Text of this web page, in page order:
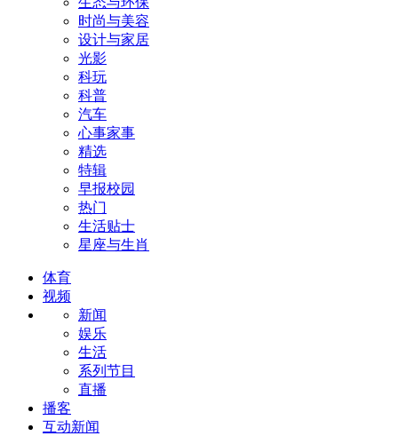
时尚与美容
设计与家居
光影
科玩
科普
汽车
心事家事
精选
特辑
早报校园
热门
生活贴士
星座与生肖
体育
视频
新闻
娱乐
生活
系列节目
直播
播客
互动新闻